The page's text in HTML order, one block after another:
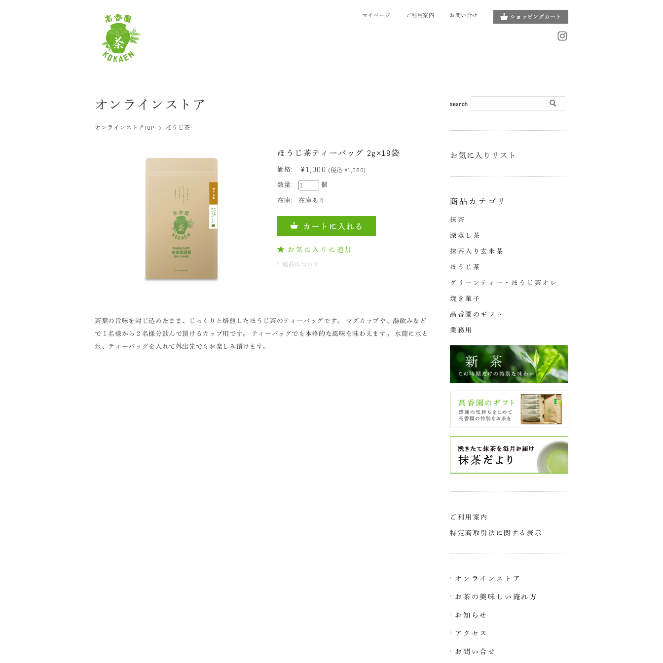
マイページ ご利用案内 お問い合せ
オンラインストア
オンラインストアTOP ほうじ茶
ほうじ茶ティーバッグ 2g×18袋
価格: ¥1,000 (税込 ¥1,080)
数量:
個
在庫:
在庫あり
返品について
茶葉の旨味を封じ込めたまま、じっくりと焙煎したほうじ茶のティーバッグです。 マグカップや、湯飲みなど
で１名様から２名様分飲んで頂けるカップ用です。 ティーバッグでも本格的な風味を味わえます。 水筒に水と
氷、ティーバッグを入れて外出先でもお楽しみ頂けます。
お気に入りリスト
商品カテゴリ
抹茶
深蒸し茶
抹茶入り玄米茶
ほうじ茶
グリーンティー・ほうじ茶オレ
焼き菓子
高香園のギフト
業務用
ご利用案内
特定商取引法に関する表示
オンラインストア
お茶の美味しい淹れ方
お知らせ
アクセス
お問い合せ